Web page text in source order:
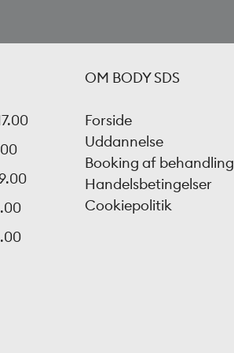
OM BODY SDS
Forside
Uddannelse
Booking af behandling
Handelsbetingelser
Cookiepolitik